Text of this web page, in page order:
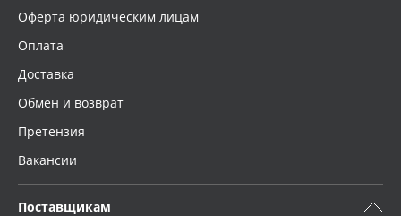
Оферта юридическим лицам
Оплата
Доставка
Обмен и возврат
Претензия
Вакансии
Поставщикам